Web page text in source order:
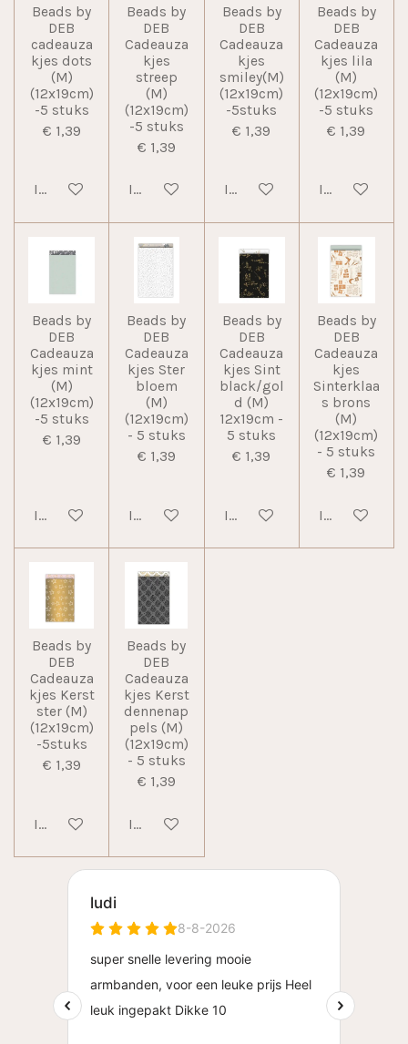
Beads by
DEB
cadeauza
kjes dots
(M)
(12x19cm)
-5 stuks
€ 1,39
In winkelwagen
Beads by
DEB
Cadeauza
kjes
streep
(M)
(12x19cm)
-5 stuks
€ 1,39
In winkelwagen
Beads by
DEB
Cadeauza
kjes
smiley(M)
(12x19cm)
-5stuks
€ 1,39
In winkelwagen
Beads by
DEB
Cadeauza
kjes lila
(M)
(12x19cm)
-5 stuks
€ 1,39
In
Beads by
DEB
Cadeauza
kjes mint
(M)
(12x19cm)
-5 stuks
€ 1,39
In winkelwagen
Beads by
DEB
Cadeauza
kjes Ster
bloem
(M)
(12x19cm)
- 5 stuks
€ 1,39
In winkelwagen
Beads by
DEB
Cadeauza
kjes Sint
black/gol
d (M)
12x19cm -
5 stuks
€ 1,39
In winkelwagen
Beads by
DEB
Cadeauza
kjes
Sinterklaa
s brons
(M)
(12x19cm)
- 5 stuks
€ 1,39
In
Beads by
DEB
Cadeauza
kjes Kerst
ster (M)
(12x19cm)
-5stuks
€ 1,39
In winkelwagen
Beads by
DEB
Cadeauza
kjes Kerst
dennenap
pels (M)
(12x19cm)
- 5 stuks
€ 1,39
In winkelwagen